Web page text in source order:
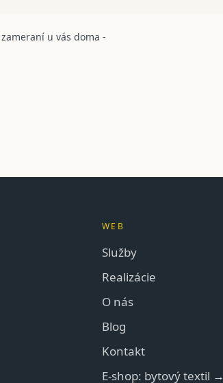
u vás doma -
WEB
Služby
Realizácie
O nás
Blog
Kontakt
E-shop: bytový textil →